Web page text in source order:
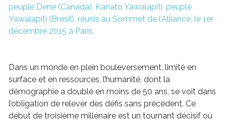
peuple Dene (Canada), Kanato Yawalapiti, peuple
Yawalapiti (Brésil), réunis au Sommet de l’Alliance, le 1er
décembre 2015 à Paris.
Dans un monde en plein bouleversement, limité en
surface et en ressources, l’humanité, dont la
démographie a doublé en moins de 50 ans, se voit dans
l’obligation de relever des défis sans précédent. Ce
début de troisième millénaire est un tournant décisif où